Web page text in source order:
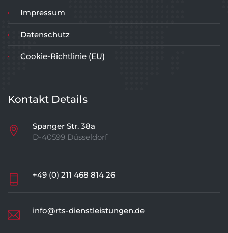
Impressum
Datenschutz
Cookie-Richtlinie (EU)
Kontakt Details
Spanger Str. 38a
D-40599 Düsseldorf
+49 (0) 211 468 814 26
info@rts-dienstleistungen.de